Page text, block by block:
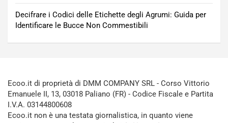
Decifrare i Codici delle Etichette degli Agrumi: Guida per
Identificare le Bucce Non Commestibili
Ecoo.it di proprietà di DMM COMPANY SRL - Corso Vittorio
Emanuele II, 13, 03018 Paliano (FR) - Codice Fiscale e Partita
I.V.A. 03144800608
Ecoo.it non è una testata giornalistica, in quanto viene